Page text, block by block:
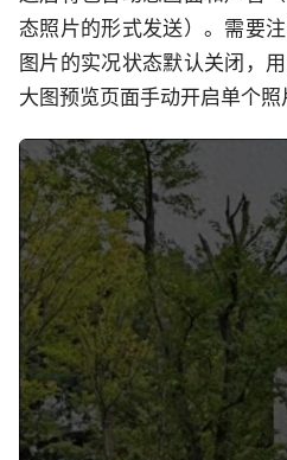
态照片的形式发送）。需要
图片的实况状态默认关闭，
大图预览页面手动开启单个照